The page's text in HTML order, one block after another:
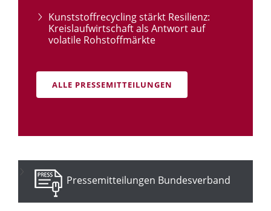
Kunststoffrecycling stärkt Resilienz:
Kreislaufwirtschaft als Antwort auf
volatile Rohstoffmärkte
ALLE PRESSEMITTEILUNGEN
Pressemitteilungen Bundesverband